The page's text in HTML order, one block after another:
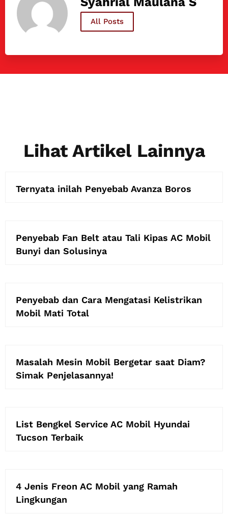
All Posts
Lihat Artikel Lainnya
Ternyata inilah Penyebab Avanza Boros
Penyebab Fan Belt atau Tali Kipas AC Mobil
Bunyi dan Solusinya
Penyebab dan Cara Mengatasi Kelistrikan
Mobil Mati Total
Masalah Mesin Mobil Bergetar saat Diam?
Simak Penjelasannya!
List Bengkel Service AC Mobil Hyundai
Tucson Terbaik
4 Jenis Freon AC Mobil yang Ramah
Lingkungan